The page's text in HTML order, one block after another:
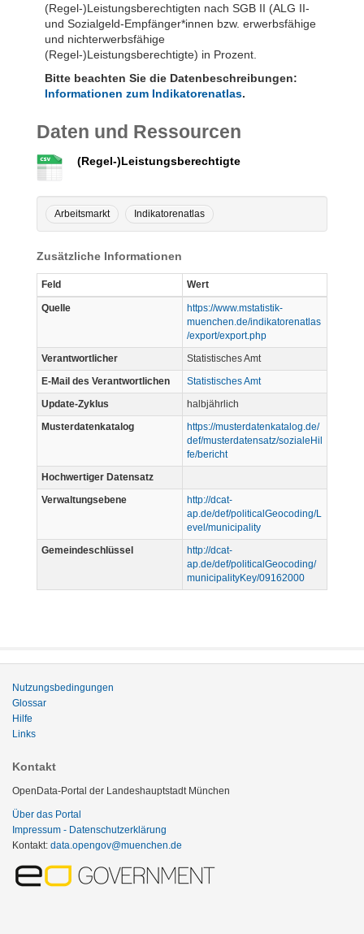
(Regel-)Leistungsberechtigten nach SGB II (ALG II-
und Sozialgeld-Empfänger*innen bzw. erwerbsfähige
und nichterwerbsfähige
(Regel-)Leistungsberechtigte) in Prozent.
Bitte beachten Sie die Datenbeschreibungen:
Informationen zum Indikatorenatlas.
Daten und Ressourcen
(Regel-)Leistungsberechtigte
Arbeitsmarkt Indikatorenatlas
Zusätzliche Informationen
Feld Wert
Quelle
https://www.mstatistik-
muenchen.de/indikatorenatlas
/export/export.php
Verantwortlicher
Statistisches Amt
E-Mail des Verantwortlichen
Statistisches Amt
Update-Zyklus
halbjährlich
Musterdatenkatalog
https://musterdatenkatalog.de/
def/musterdatensatz/sozialeHil
fe/bericht
Hochwertiger Datensatz
Verwaltungsebene
http://dcat-
ap.de/def/politicalGeocoding/L
evel/municipality
Gemeindeschlüssel
http://dcat-
ap.de/def/politicalGeocoding/
municipalityKey/09162000
Nutzungsbedingungen
Glossar
Hilfe
Links
Kontakt
OpenData-Portal der Landeshauptstadt München
Über das Portal
Impressum - Datenschutzerklärung
Kontakt: data.opengov@muenchen.de